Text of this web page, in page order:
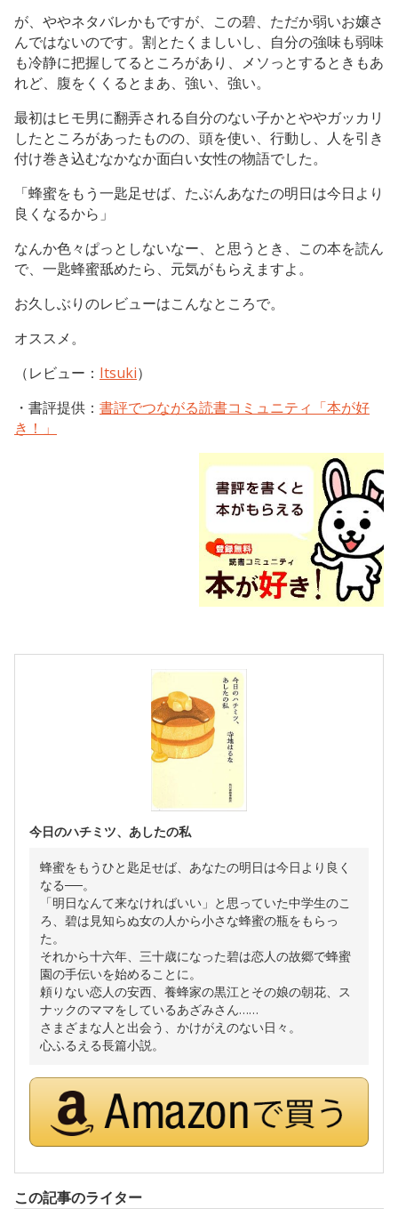
が、ややネタバレかもですが、この碧、ただか弱いお嬢さ
んではないのです。割とたくましいし、自分の強味も弱味
も冷静に把握してるところがあり、メソっとするときもあ
れど、腹をくくるとまあ、強い、強い。
最初はヒモ男に翻弄される自分のない子かとややガッカリ
したところがあったものの、頭を使い、行動し、人を引き
付け巻き込むなかなか面白い女性の物語でした。
「蜂蜜をもう一匙足せば、たぶんあなたの明日は今日より
良くなるから」
なんか色々ぱっとしないなー、と思うとき、この本を読ん
で、一匙蜂蜜舐めたら、元気がもらえますよ。
お久しぶりのレビューはこんなところで。
オススメ。
（レビュー： Itsuki）
・書評提供： 書評でつながる読書コミュニティ「本が好
き！」
今日のハチミツ、あしたの私
蜂蜜をもうひと匙足せば、あなたの明日は今日より良く
なる──。
「明日なんて来なければいい」と思っていた中学生のこ
ろ、碧は見知らぬ女の人から小さな蜂蜜の瓶をもらっ
た。
それから十六年、三十歳になった碧は恋人の故郷で蜂蜜
園の手伝いを始めることに。
頼りない恋人の安西、養蜂家の黒江とその娘の朝花、ス
ナックのママをしているあざみさん……
さまざまな人と出会う、かけがえのない日々。
心ふるえる長篇小説。
この記事のライター